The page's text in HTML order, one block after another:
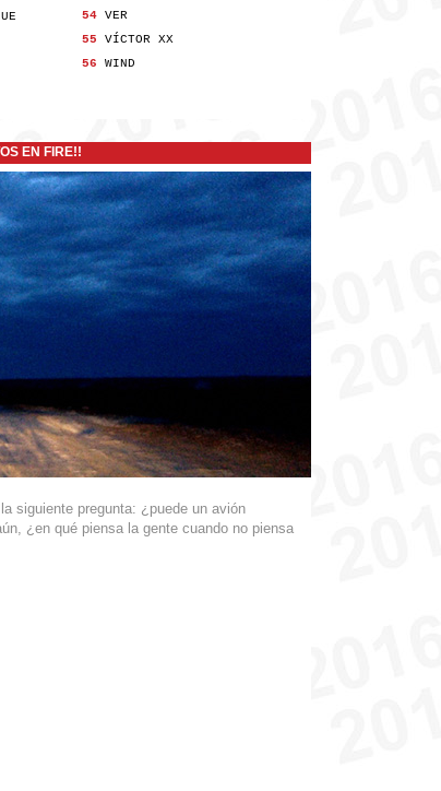
54 VER
55 VÍCTOR XX
56 WIND
EN FIRE!!
siguiente pregunta: ¿puede un avión
¿en qué piensa la gente cuando no piensa